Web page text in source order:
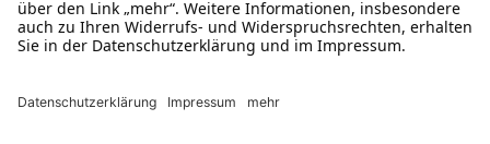
WhatsApp Support